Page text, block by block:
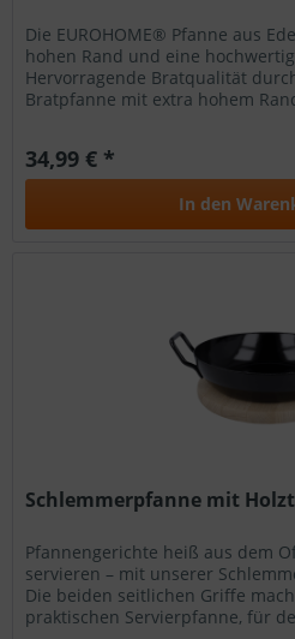
Die EUROHOME® Pfanne aus
hohen Rand und eine
Hervorragende Bratqualität
Bratpfanne mit extra hohem
34,99 € *
In den
Schlemmerpfanne mit
Pfannengerichte heiß aus dem
servieren – mit unserer
Die beiden seitlichen Griffe
praktischen Servierpfanne, für